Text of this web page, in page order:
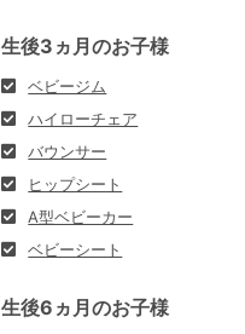
生後3ヵ月のお子様
ベビージム
ハイローチェア
バウンサー
ヒップシート
A型ベビーカー
ベビーシート
生後6ヵ月のお子様